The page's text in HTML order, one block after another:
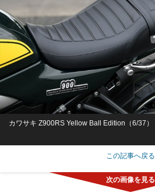
カワサキ Z900RS Yellow Ball Edition（6/37）
この記事へ戻る